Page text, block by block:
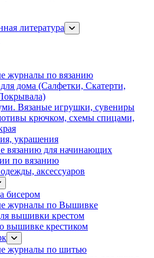
литература
журналы по вязанию
дома (Салфетки, Скатерти,
Вязаные игрушки, сувениры
крючком, схемы спицами,
украшения
вязанию для начинающих
по вязанию
аксессуаров
бисером
журналы по Вышивке
вышивки крестом
вышивке крестиком
журналы по шитью